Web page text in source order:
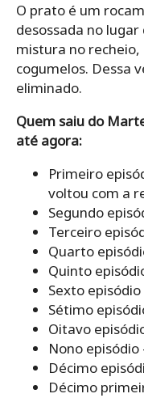
O prato é um
desossada no
mistura no
cogumelos. Dessa
eliminado.
Quem saiu do
até agora:
Primeiro
voltou com a
Segundo
Terceiro
Quarto
Quinto
Sexto
Sétimo
Oitavo
Nono episódio
Décimo
Décimo